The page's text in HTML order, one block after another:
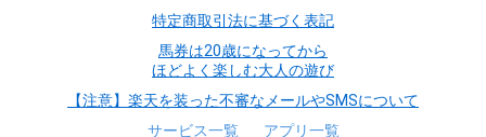
特定商取引法に基づく表記
馬券は20歳になってから
ほどよく楽しむ大人の遊び
【注意】楽天を装った不審なメールやSMSについて
サービス一覧
アプリ一覧